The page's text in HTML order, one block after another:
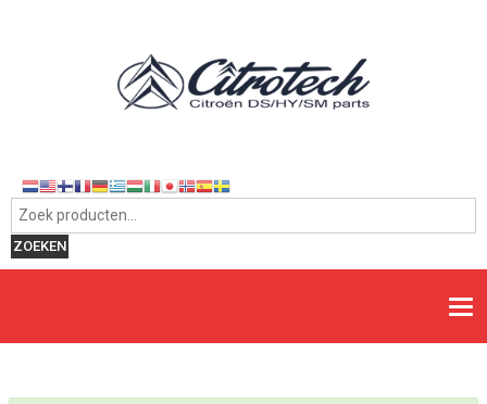
Zoeken naar:
ZOEKEN